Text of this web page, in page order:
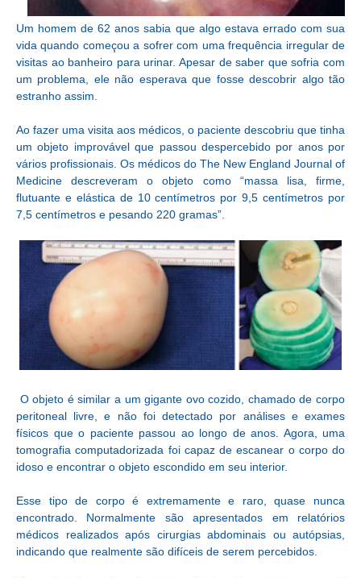
Um homem de 62 anos sabia que algo estava errado com sua
vida quando começou a sofrer com uma frequência irregular de
visitas ao banheiro para urinar. Apesar de saber que sofria com
um problema, ele não esperava que fosse descobrir algo tão
estranho assim.
Ao fazer uma visita aos médicos, o paciente descobriu que tinha
um objeto improvável que passou despercebido por anos por
vários profissionais. Os médicos do The New England Journal of
Medicine descreveram o objeto como “massa lisa, firme,
flutuante e elástica de 10 centímetros por 9,5 centímetros por
7,5 centímetros e pesando 220 gramas”.
O objeto é similar a um gigante ovo cozido, chamado de corpo
peritoneal livre, e não foi detectado por análises e exames
físicos que o paciente passou ao longo de anos. Agora, uma
tomografia computadorizada foi capaz de escanear o corpo do
idoso e encontrar o objeto escondido em seu interior.
Esse tipo de corpo é extremamente e raro, quase nunca
encontrado. Normalmente são apresentados em relatórios
médicos realizados após cirurgias abdominais ou autópsias,
indicando que realmente são difíceis de serem percebidos.